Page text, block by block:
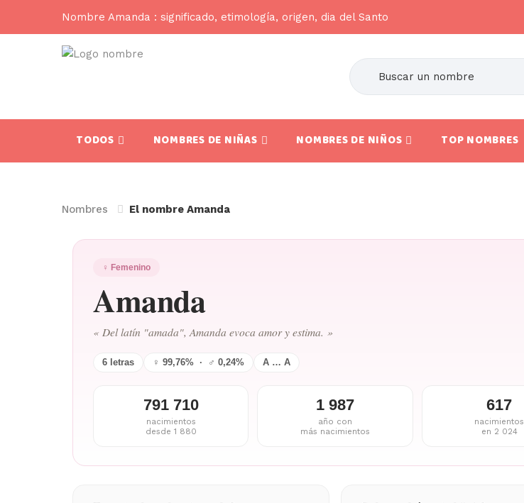
Nombre Amanda : significado, etimología, origen, dia del Santo
TODOS NOMBRES DE NIÑAS NOMBRES DE NIÑOS TOP NOMBRES
Nombres El nombre Amanda
♀ Femenino
Amanda
« Del latín "amada", Amanda evoca amor y estima. »
6 letras ♀ 99,76% · ♂ 0,24% A … A
791 710
nacimientos
desde 1 880
1 987
año con
más nacimientos
617
nacimientos
en 2 024